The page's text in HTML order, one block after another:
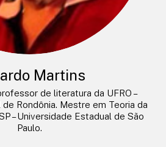
Martins
de literatura da UFRO –
Rondônia. Mestre em Teoria da
– Universidade Estadual de São
Paulo.